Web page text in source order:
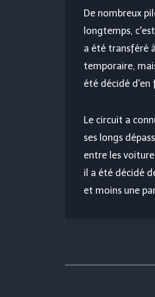
De nombreux
longtemps,
a été transféré
temporaire,
été décidé d'en
Le circuit a
ses longs
entre les
il a été décidé
et moins une